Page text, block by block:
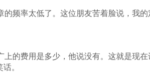
频率太低了。这位朋友苦着脸说，我
的费用是多少，他说没有。这就是现
。